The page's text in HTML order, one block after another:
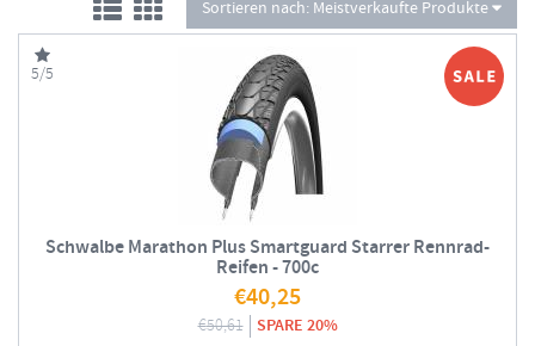
Sortieren nach: Meistverkaufte Produkte
5/5
Schwalbe Marathon Plus Smartguard Starrer Rennrad-
Reifen - 700c
€40,25
€50,61 SPARE 20%